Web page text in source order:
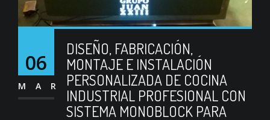
06
MAR
DISEÑO, FABRICACIÓN,
MONTAJE E INSTALACIÓN
PERSONALIZADA DE COCINA
INDUSTRIAL PROFESIONAL CON
SISTEMA MONOBLOCK PARA